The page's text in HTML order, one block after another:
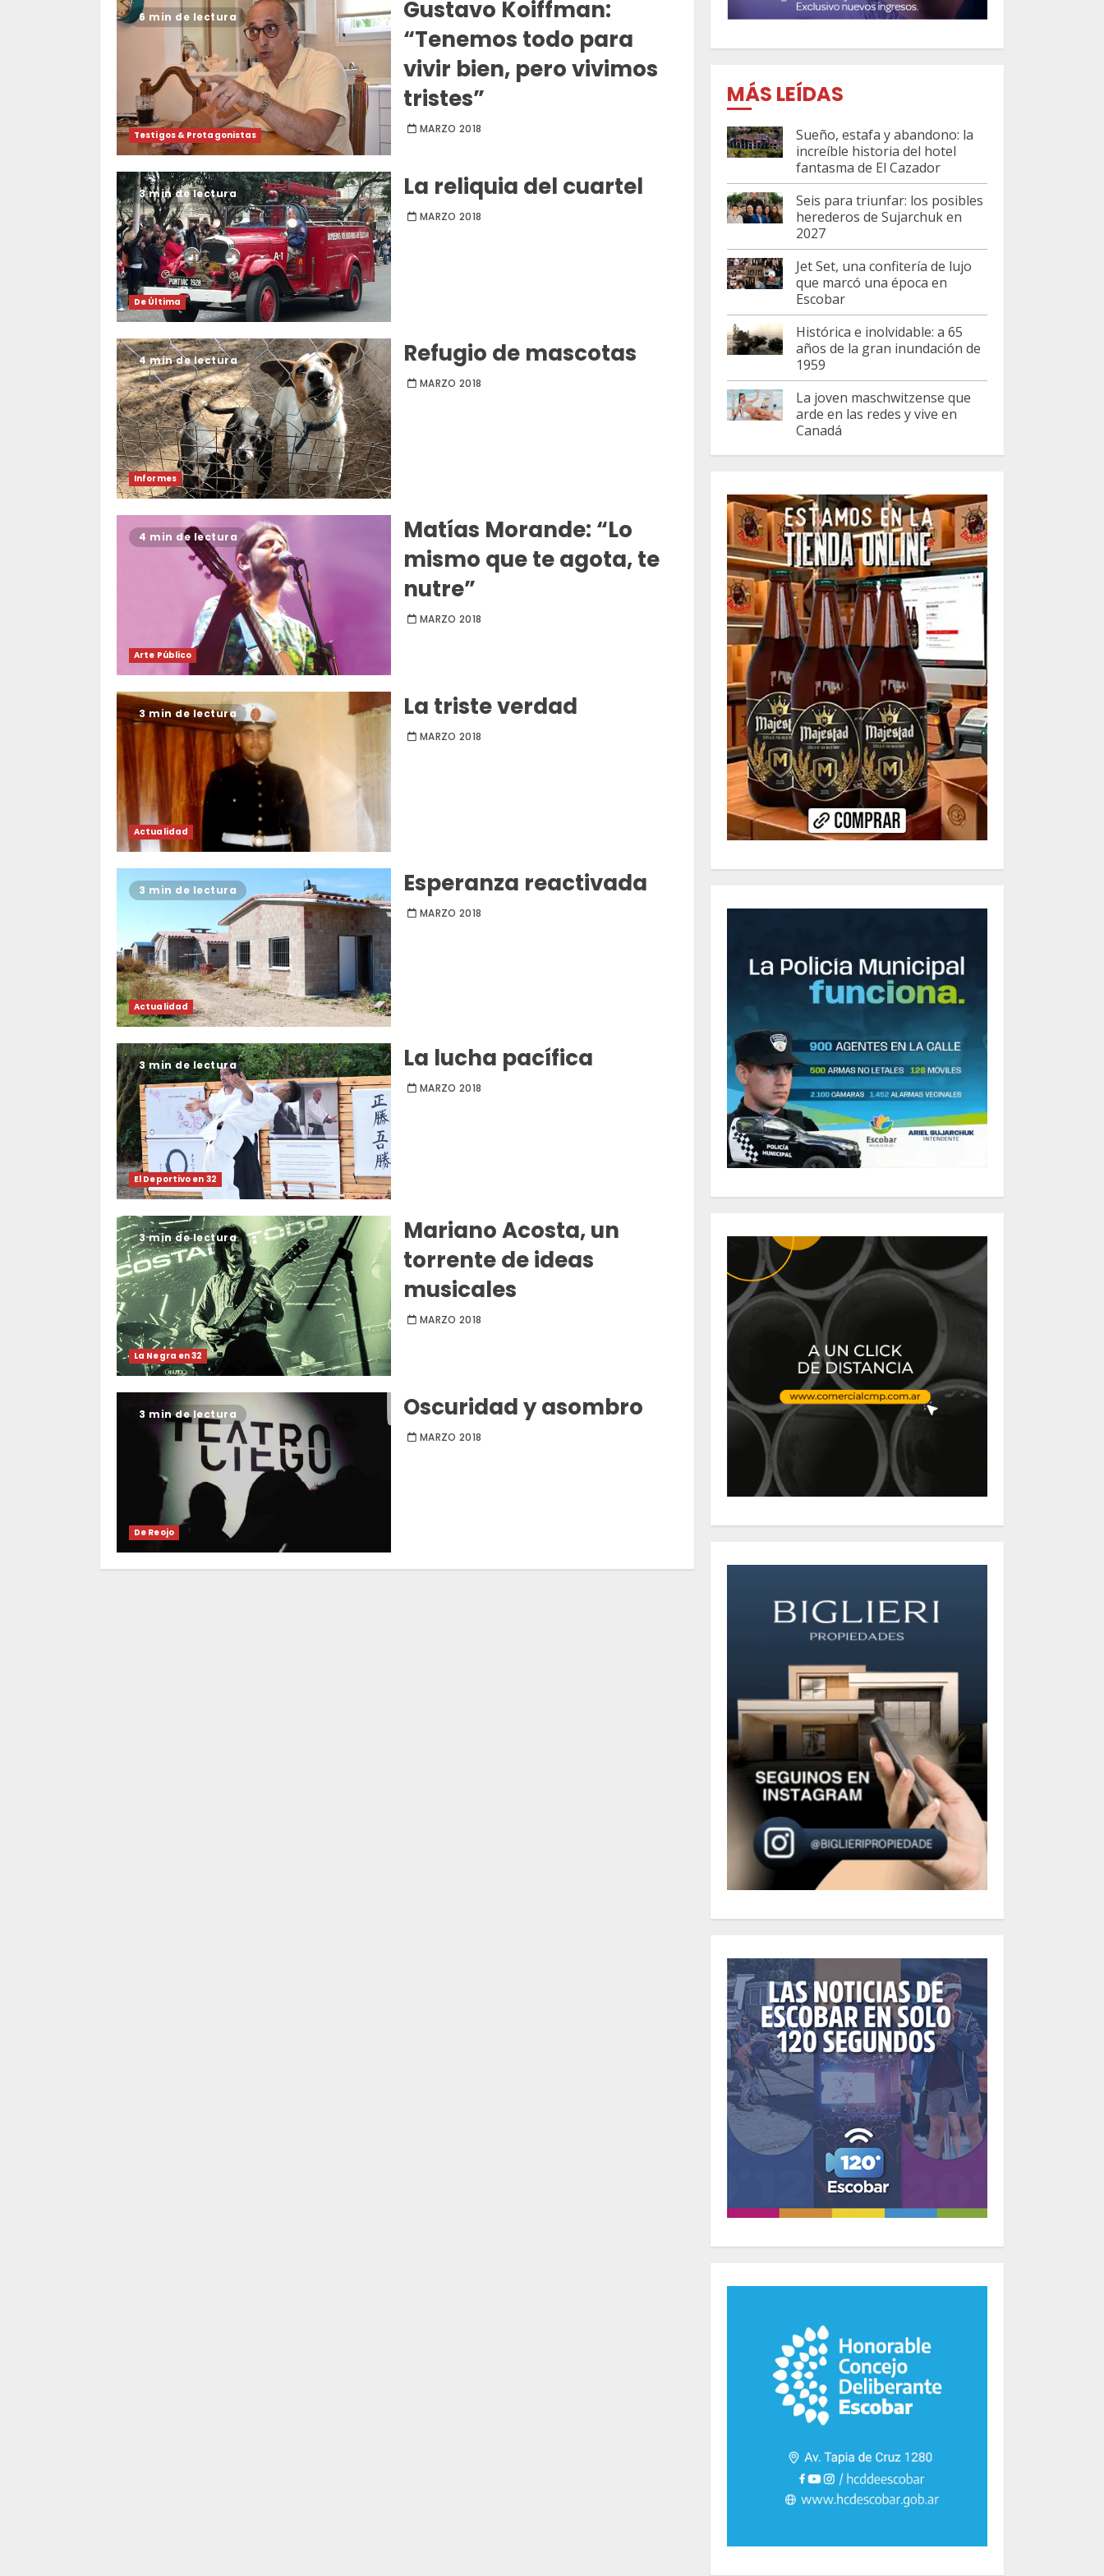
6 min de lectura
Testigos & Protagonistas
Gustavo Koiffman:
“Tenemos todo para
vivir bien, pero vivimos
tristes”
MARZO 2018
3 min de lectura
De Última
La reliquia del cuartel
MARZO 2018
4 min de lectura
Informes
Refugio de mascotas
MARZO 2018
4 min de lectura
Arte Público
Matías Morande: “Lo
mismo que te agota, te
nutre”
MARZO 2018
3 min de lectura
Actualidad
La triste verdad
MARZO 2018
3 min de lectura
Actualidad
Esperanza reactivada
MARZO 2018
3 min de lectura
El Deportivo en 32
La lucha pacífica
MARZO 2018
3 min de lectura
La Negra en 32
Mariano Acosta, un
torrente de ideas
musicales
MARZO 2018
3 min de lectura
De Reojo
Oscuridad y asombro
MARZO 2018
MÁS LEÍDAS
Sueño, estafa y abandono: la
increíble historia del hotel
fantasma de El Cazador
Seis para triunfar: los posibles
herederos de Sujarchuk en
2027
Jet Set, una confitería de lujo
que marcó una época en
Escobar
Histórica e inolvidable: a 65
años de la gran inundación de
1959
La joven maschwitzense que
arde en las redes y vive en
Canadá